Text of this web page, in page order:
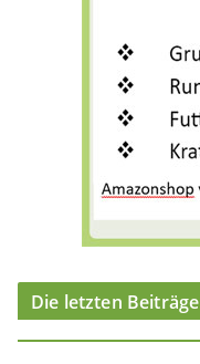
Die letzten Beiträge